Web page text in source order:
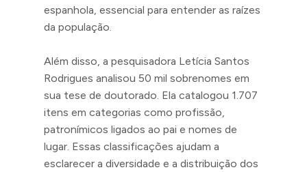
espanhola, essencial para entender as raízes
da população.
Além disso, a pesquisadora Letícia Santos
Rodrigues analisou 50 mil sobrenomes em
sua tese de doutorado. Ela catalogou 1.707
itens em categorias como profissão,
patronímicos ligados ao pai e nomes de
lugar. Essas classificações ajudam a
esclarecer a diversidade e a distribuição dos